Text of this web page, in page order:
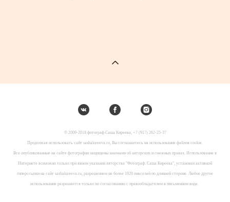
© 2009-2018 фотограф Саша Киреева, +7 (917) 262-25-37
Продолжая использовать сайт sashakireeva.ru, Вы соглашаетесь на использование файлов cookie.
Все опубликованные на сайте фотографии защищены законами об авторских и смежных правах. Использование в
Интернете возможно только при явном указании авторства "Фотограф: Саша Киреева", установки активной
гиперссылки на сайт sashakireeva.ru, разрешением не более 1920 пикселей по длинной стороне. Любое другое
использование разрешается только по согласованию с правообладателем в письменном виде.